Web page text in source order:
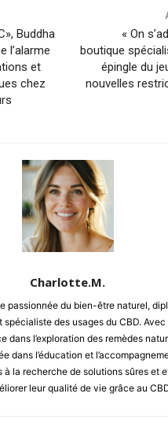
Buddha
l’alarme
et
chez
« On
boutique
épingle du
nouvelles
Charlotte.M.
passionnée du bien-être naturel,
spécialiste des usages du CBD. Avec
dans l’exploration des remèdes
dans l’éducation et
à la recherche de solutions sûres et
leur qualité de vie grâce au